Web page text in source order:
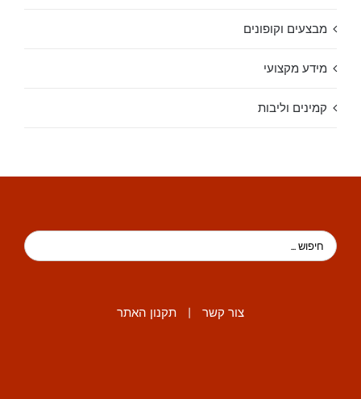
מבצעים וקופונים
מידע מקצועי
קמינים וליבות
צור קשר | תקנון האתר